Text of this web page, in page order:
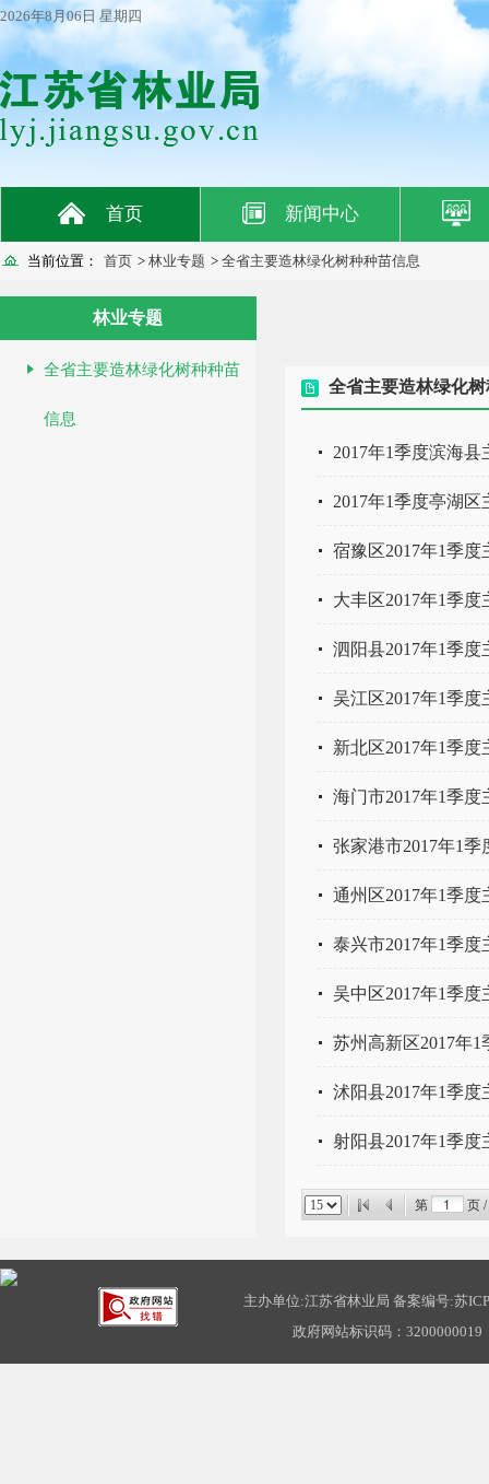
2026年8月06日 星期四
首页 新闻中心
当前位置： 首页 > 林业专题 > 全省主要造林绿化树种种苗信息
林业专题
全省主要造林绿化树种种苗
信息
全省主要造林绿化
2017年1季度滨海
2017年1季度亭湖
宿豫区2017年1季
大丰区2017年1季
泗阳县2017年1季
吴江区2017年1季
新北区2017年1季
海门市2017年1季
张家港市2017年1
通州区2017年1季
泰兴市2017年1季
吴中区2017年1季
苏州高新区2017年
沭阳县2017年1季
射阳县2017年1季
第 页
主办单位:江苏省林业局 备案编号:苏
政府网站标识码：3200000019